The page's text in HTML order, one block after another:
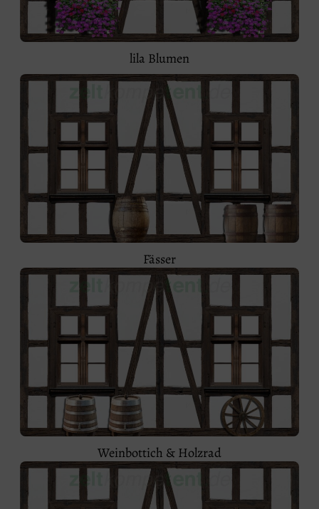
lila Blumen
Fässer
Weinbottich & Holzrad